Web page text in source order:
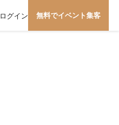
ログイン 無料でイベント集客